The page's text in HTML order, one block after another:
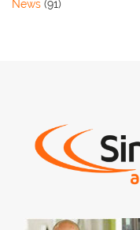
News (91)